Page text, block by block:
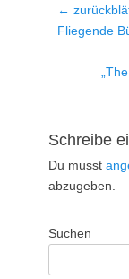
←
Vorheriger
Fliegende
Nächster
Schreibe
Du musst
abzugeben.
Suchen